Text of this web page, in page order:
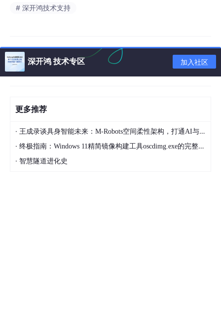
# 深开鸿技术支持
深开鸿 技术专区 加入社区
更多推荐
· 王成录谈具身智能未来：M-Robots空间柔性架构，打通AI与机器人落地壁垒
· 终极指南：Windows 11精简镜像构建工具oscdimg.exe的完整配置与故障排除
· 智慧隧道进化史